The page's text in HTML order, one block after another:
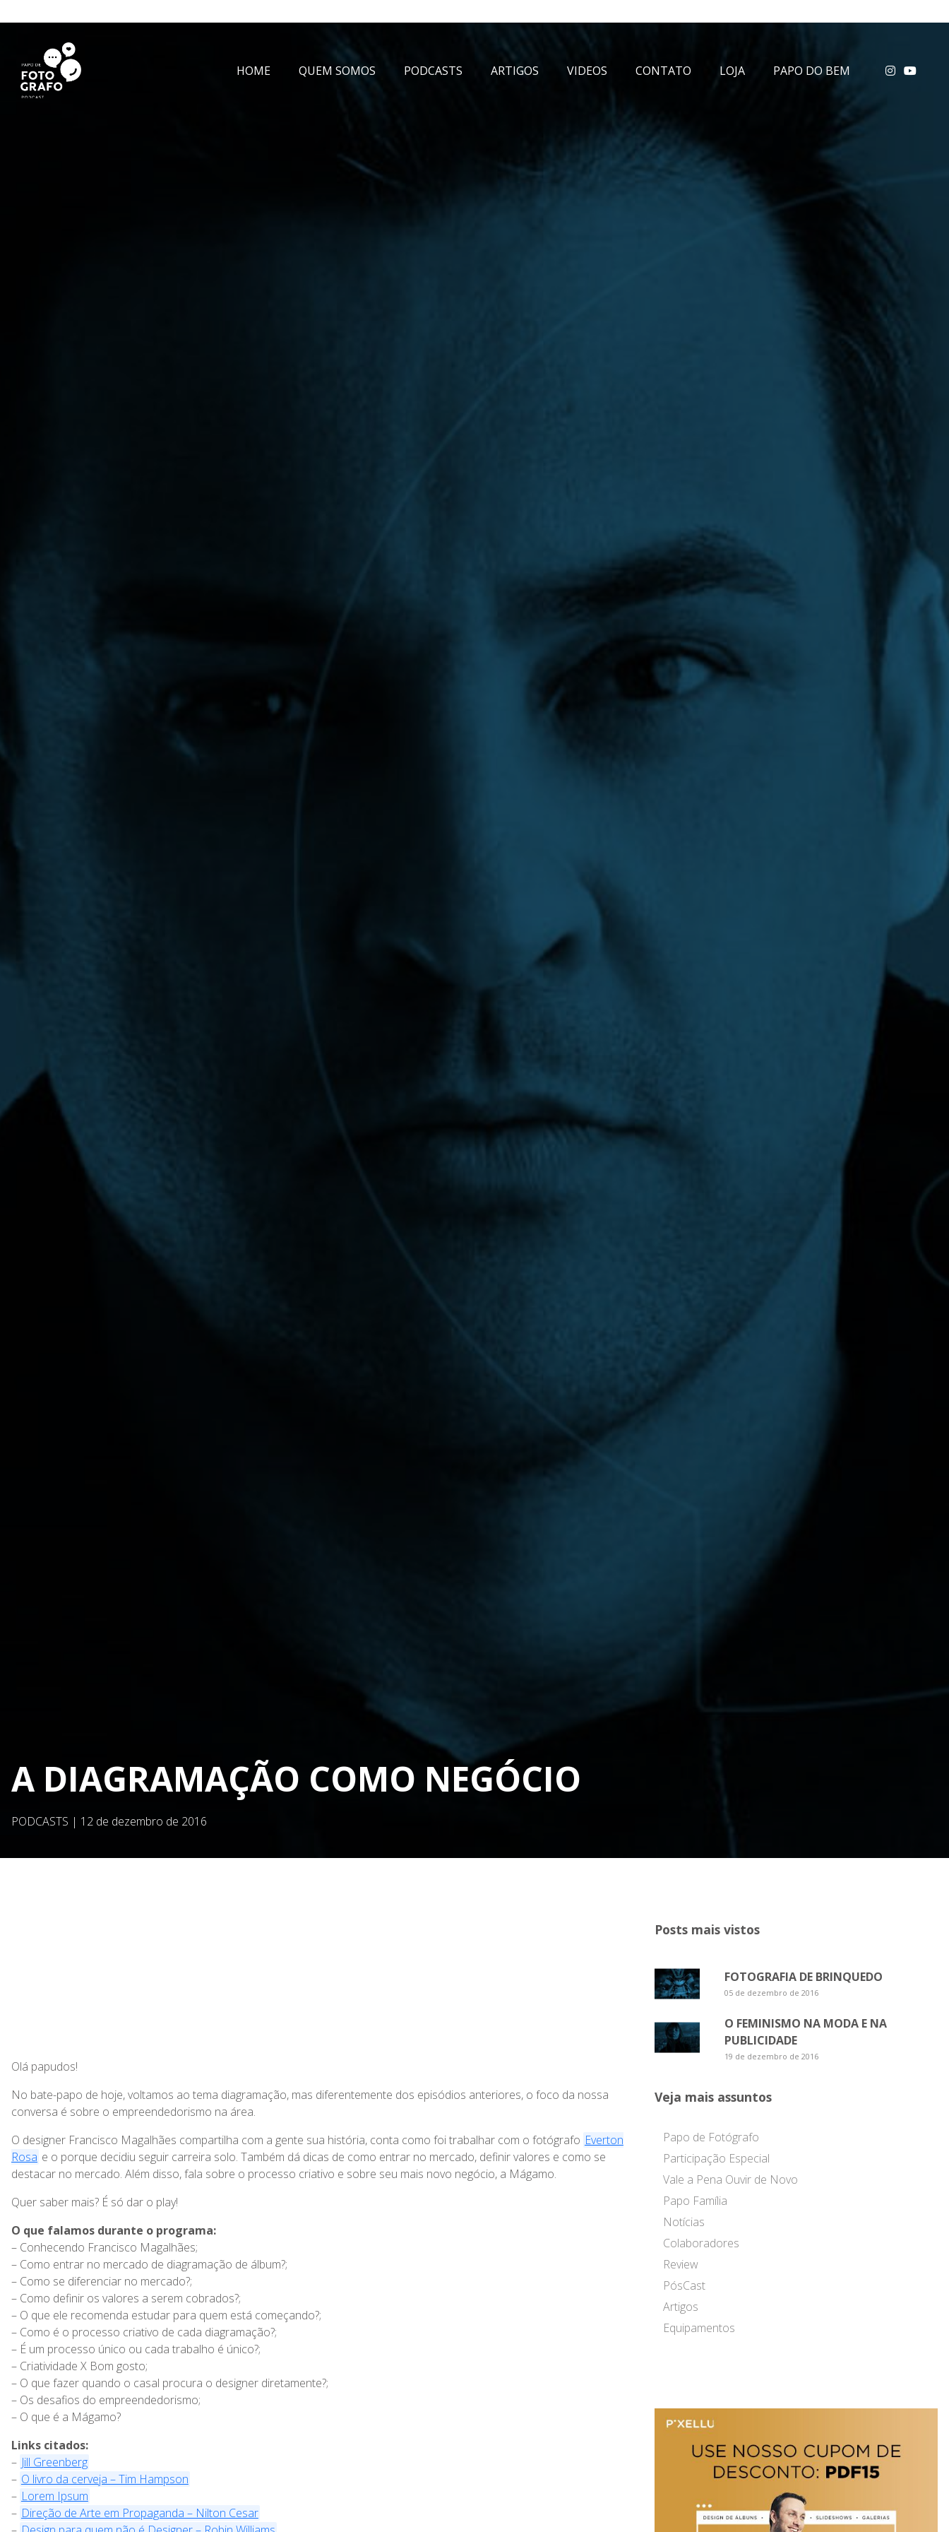
HOME QUEM SOMOS PODCASTS ARTIGOS VIDEOS CONTATO LOJA PAPO DO BEM
A DIAGRAMAÇÃO COMO NEGÓCIO
PODCASTS | 12 de dezembro de 2016
Olá papudos!
No bate-papo de hoje, voltamos ao tema diagramação, mas diferentemente dos episódios anteriores, o foco da nossa
conversa é sobre o empreendedorismo na área.
O designer Francisco Magalhães compartilha com a gente sua história, conta como foi trabalhar com o fotógrafo Everton
Rosa e o porque decidiu seguir carreira solo. Também dá dicas de como entrar no mercado, definir valores e como se
destacar no mercado. Além disso, fala sobre o processo criativo e sobre seu mais novo negócio, a Mágamo.
Quer saber mais? É só dar o play!
O que falamos durante o programa:
– Conhecendo Francisco Magalhães;
– Como entrar no mercado de diagramação de álbum?;
– Como se diferenciar no mercado?;
– Como definir os valores a serem cobrados?;
– O que ele recomenda estudar para quem está começando?;
– Como é o processo criativo de cada diagramação?;
– É um processo único ou cada trabalho é único?;
– Criatividade X Bom gosto;
– O que fazer quando o casal procura o designer diretamente?;
– Os desafios do empreendedorismo;
– O que é a Mágamo?
Links citados:
– Jill Greenberg
– O livro da cerveja – Tim Hampson
– Lorem Ipsum
– Direção de Arte em Propaganda – Nilton Cesar
Posts mais vistos
FOTOGRAFIA DE BRINQUEDO
05 de dezembro de 2016
O FEMINISMO NA MODA E NA
PUBLICIDADE
19 de dezembro de 2016
Veja mais assuntos
Papo de Fotógrafo
Participação Especial
Vale a Pena Ouvir de Novo
Papo Família
Notícias
Colaboradores
Review
PósCast
Artigos
Equipamentos